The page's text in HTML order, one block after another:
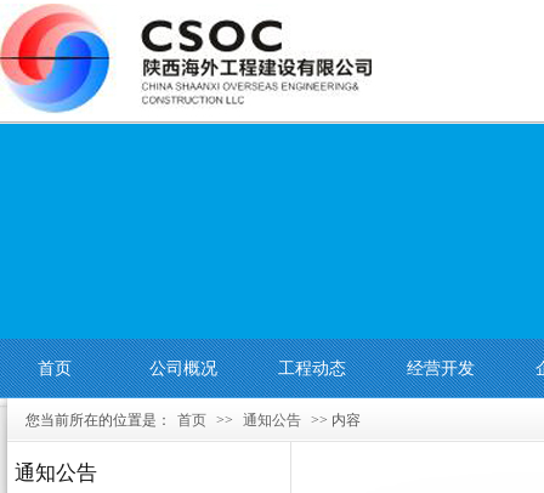
首页 公司概况 工程动态 经营开发
您当前所在的位置是： 首页 >> 通知公告 >> 内容
通知公告